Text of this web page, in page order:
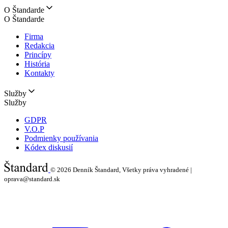
O Štandarde
O Štandarde
Firma
Redakcia
Princípy
História
Kontakty
Služby
Služby
GDPR
V.O.P
Podmienky používania
Kódex diskusií
© 2026 Denník Štandard, Všetky práva vyhradené |
oprava@standard.sk